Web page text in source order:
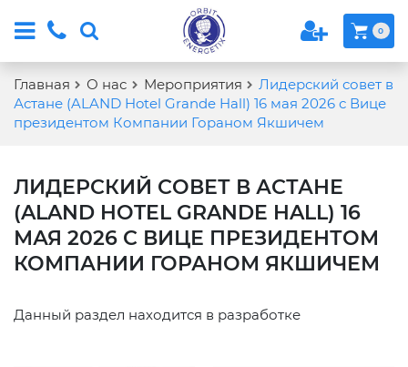
0
Главная О нас Мероприятия
Лидерский совет в
Астане (ALAND Hotel Grande Hall) 16 мая 2026 с Вице
президентом Компании Гораном Якшичем
ЛИДЕРСКИЙ СОВЕТ В АСТАНЕ
(ALAND HOTEL GRANDE HALL) 16
МАЯ 2026 С ВИЦЕ ПРЕЗИДЕНТОМ
КОМПАНИИ ГОРАНОМ ЯКШИЧЕМ
Данный раздел находится в разработке